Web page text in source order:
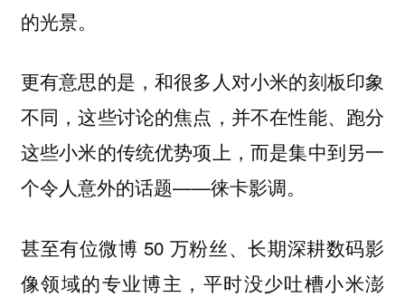
的光景。
更有意思的是，和很多人对小米的刻板印象
不同，这些讨论的焦点，并不在性能、跑分
这些小米的传统优势项上，而是集中到另一
个令人意外的话题——徕卡影调。
甚至有位微博 50 万粉丝、长期深耕数码影
像领域的专业博主，平时没少吐槽小米澎